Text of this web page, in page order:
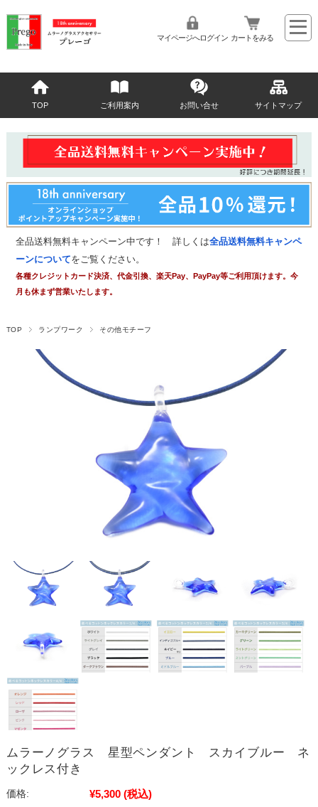
マイページへログイン カートをみる
TOP ご利用案内 お問い合せ サイトマップ
全品送料無料キャンペーン中です！ 詳しくは全品送料無料キャンペ
ーンについてをご覧ください。
各種クレジットカード決済、代金引換、楽天Pay、PayPay等ご利用頂けます。今
月も休まず営業いたします。
TOP ランプワーク その他モチーフ
ムラーノグラス 星型ペンダント スカイブルー ネ
ックレス付き
価格: ¥5,300 (税込)